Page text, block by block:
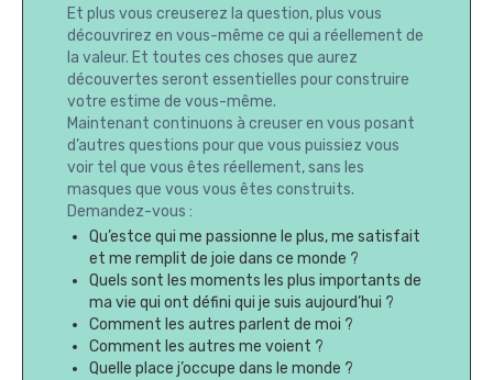
Et plus vous creuserez la question, plus vous
découvrirez en vous-même ce qui a réellement de
la valeur. Et toutes ces choses que aurez
découvertes seront essentielles pour construire
votre estime de vous-même.
Maintenant continuons à creuser en vous posant
d’autres questions pour que vous puissiez vous
voir tel que vous êtes réellement, sans les
masques que vous vous êtes construits.
Demandez-vous :
Qu’estce qui me passionne le plus, me satisfait
et me remplit de joie dans ce monde ?
Quels sont les moments les plus importants de
ma vie qui ont défini qui je suis aujourd’hui ?
Comment les autres parlent de moi ?
Comment les autres me voient ?
Quelle place j’occupe dans le monde ?